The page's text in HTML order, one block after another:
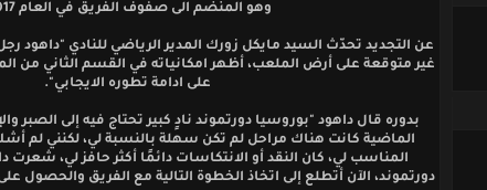
وهو المنضم الى صفوف الفريق في العام 2017.
عن التجديد تحدّث السيد مايكل زورك المدير الرياضي للنادي "داهود
غير متوقعة على أرض الملعب، أظهر امكانياته في القسم الثاني من
على ادامة تطوره الايجابي".
بدوره قال داهود "بوروسيا دورتموند نادٍ كبير تحتاج فيه إلى الصبر
الماضية كانت هناك مراحل لم تكن سهلة بالنسبة لي، لكنني لم
المناسب لي، كان النقد أو الانتكاسات دائمًا أكثر حافز لي، شعرت
دورتموند، الآن أتطلع إلى اتخاذ الخطوة التالية مع الفريق